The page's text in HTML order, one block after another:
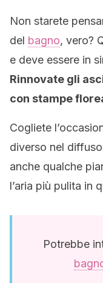
Non starete
del bagno, vero?
e deve essere in
Rinnovate gli
con stampe
Cogliete
diverso nel
anche qualche
l’aria più pulita in
Potrebbe